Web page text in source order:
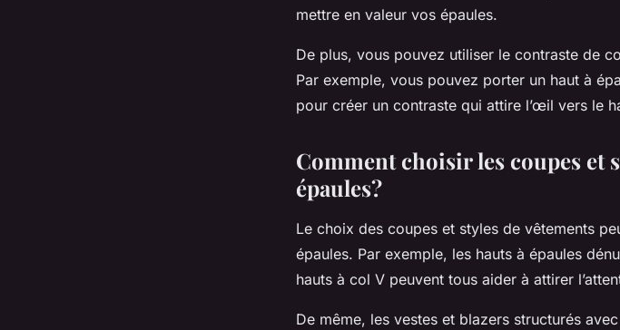
mettre en valeur vos épaules.
De plus, vous pouvez utiliser le contraste de
Par exemple, vous pouvez porter un haut à
pour créer un contraste qui attire l’œil vers le
Comment choisir les coupes et
épaules?
Le choix des coupes et styles de vêtements
épaules. Par exemple, les hauts à épaules
hauts à col V peuvent tous aider à attirer
De même, les vestes et blazers structurés